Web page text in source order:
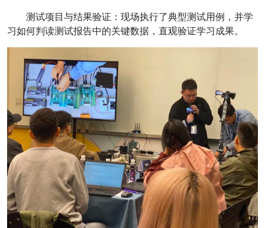
测试项目与结果验证：现场执行了典型测试用例，并学
习如何判读测试报告中的关键数据，直观验证学习成果。